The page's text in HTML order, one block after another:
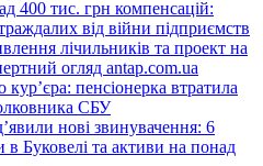
400 тис. грн компенсацій:
від війни підприємств
лічильників та проект на
огляд antap.com.ua
пенсіонерка втратила
СБУ
нові звинувачення: 6
Буковелі та активи на понад